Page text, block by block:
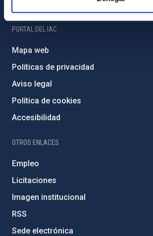
PORTAL DEL IAC
Mapa web
Políticas de privacidad
Aviso legal
Política de cookies
Accesibilidad
OTROS ENLACES
Empleo
Licitaciones
Imagen institucional
RSS
Sede electrónica